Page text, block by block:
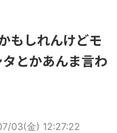
もしれんけどモ
とかあんま言わ
03(金) 12:27:22